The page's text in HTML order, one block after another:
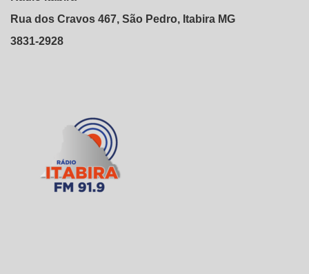
Rua dos Cravos 467, São Pedro, Itabira MG
3831-2928